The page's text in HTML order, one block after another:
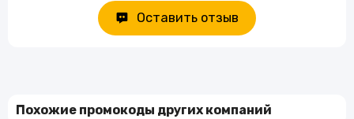
Оставить отзыв
Похожие промокоды других компаний